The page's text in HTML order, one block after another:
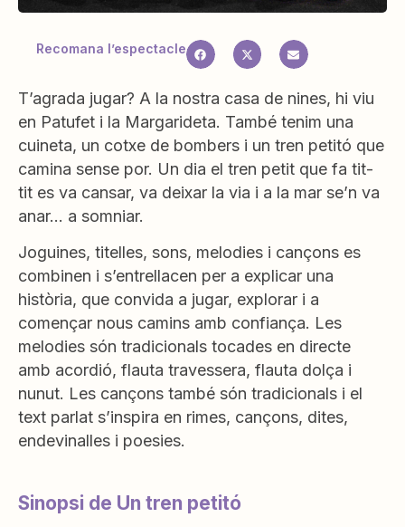
Recomana l’espectacle
T’agrada jugar? A la nostra casa de nines, hi viu
en Patufet i la Margarideta. També tenim una
cuineta, un cotxe de bombers i un tren petitó que
camina sense por. Un dia el tren petit que fa tit-
tit es va cansar, va deixar la via i a la mar se’n va
anar… a somniar.
Joguines, titelles, sons, melodies i cançons es
combinen i s’entrellacen per a explicar una
història, que convida a jugar, explorar i a
començar nous camins amb confiança. Les
melodies són tradicionals tocades en directe
amb acordió, flauta travessera, flauta dolça i
nunut. Les cançons també són tradicionals i el
text parlat s’inspira en rimes, cançons, dites,
endevinalles i poesies.
Sinopsi de Un tren petitó